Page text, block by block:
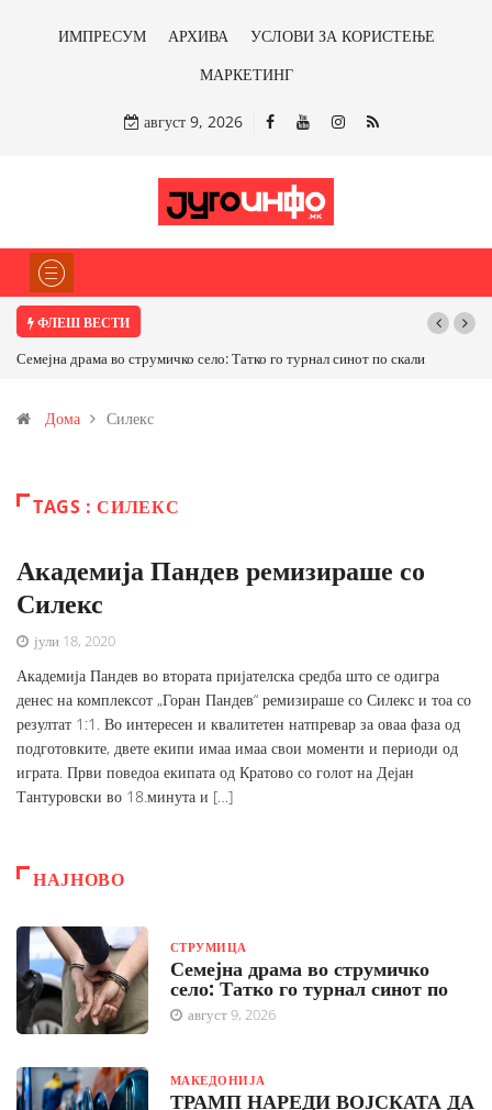
ИМПРЕСУМ АРХИВА
УСЛОВИ ЗА КОРИСТЕЊЕ
МАРКЕТИНГ
август 9, 2026
ФЛЕШ ВЕСТИ
Семејна драма во струмичко село: Татко го турнал синот по скали
Дома Силекс
TAGS : СИЛЕКС
Академија Пандев ремизираше со
Силекс
јули 18, 2020
Академија Пандев во втората пријателска средба што се одигра
денес на комплексот „Горан Пандев“ ремизираше со Силекс и тоа со
резултат 1:1. Во интересен и квалитетен натпревар за оваа фаза од
подготовките, двете екипи имаа имаа свои моменти и периоди од
играта. Први поведоа екипата од Кратово со голот на Дејан
Тантуровски во 18.минута и […]
НАЈНОВО
СТРУМИЦА
Семејна драма во струмичко
село: Татко го турнал синот по
август 9, 2026
МАКЕДОНИЈА
ТРАМП НАРЕДИ ВОЈСКАТА ДА